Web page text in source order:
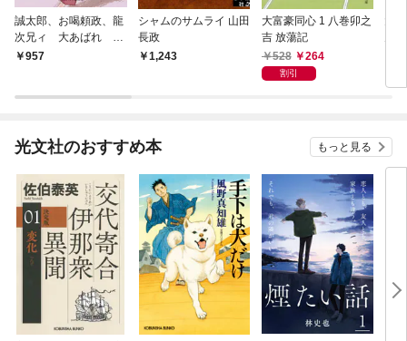
誠太郎、お喝頼政、龍
次兄ィ 大あばれ 三
人若殿１
957
シャムのサムライ 山田
長政
1,243
大富豪同心 1 八巻卯之
吉 放蕩記
528
264
割引
光文社のおすすめ本 もっと見る